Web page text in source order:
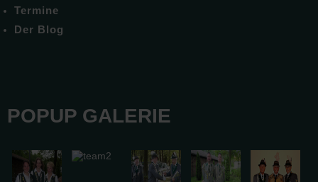
Termine
Der Blog
POPUP GALERIE